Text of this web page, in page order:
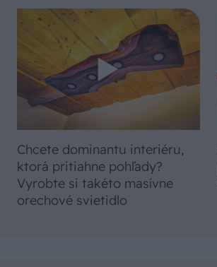
Chcete dominantu interiéru,
ktorá pritiahne pohľady?
Vyrobte si takéto masívne
orechové svietidlo